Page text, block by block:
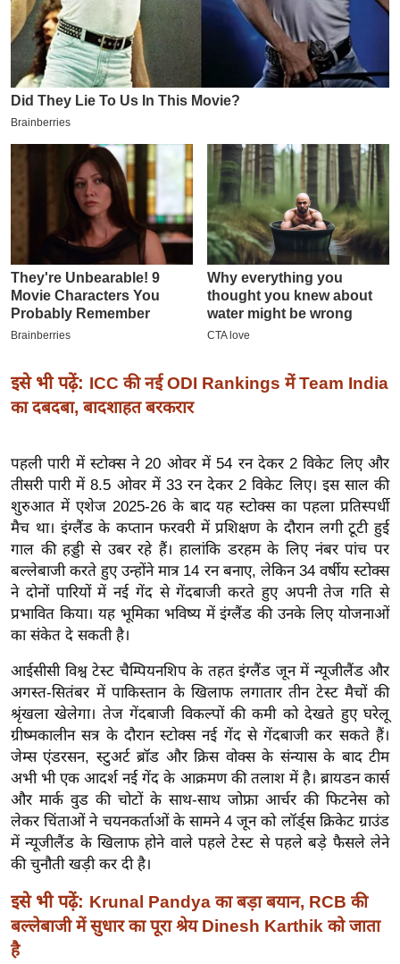
2
6
क्रा
इ
म
प
मि
सा
ल
मि
सा
ल
ख्सि
य
त
यं
ग
इं
डि
या
सा
हि
त्य
ज
ग
त
ऑ
टो
व
र्ल्ड
न्यू
ज
ब्री
इसे भी पढ़ें: ICC की नई ODI Rankings में Team India
का दबदबा, बादशाहत बरकरार
पहली पारी में स्टोक्स ने 20 ओवर में 54 रन देकर 2 विकेट लिए और
तीसरी पारी में 8.5 ओवर में 33 रन देकर 2 विकेट लिए। इस साल की
शुरुआत में एशेज 2025-26 के बाद यह स्टोक्स का पहला प्रतिस्पर्धी
मैच था। इंग्लैंड के कप्तान फरवरी में प्रशिक्षण के दौरान लगी टूटी हुई
गाल की हड्डी से उबर रहे हैं। हालांकि डरहम के लिए नंबर पांच पर
बल्लेबाजी करते हुए उन्होंने मात्र 14 रन बनाए, लेकिन 34 वर्षीय स्टोक्स
ने दोनों पारियों में नई गेंद से गेंदबाजी करते हुए अपनी तेज गति से
प्रभावित किया। यह भूमिका भविष्य में इंग्लैंड की उनके लिए योजनाओं
का संकेत दे सकती है।
आईसीसी विश्व टेस्ट चैम्पियनशिप के तहत इंग्लैंड जून में न्यूजीलैंड और
अगस्त-सितंबर में पाकिस्तान के खिलाफ लगातार तीन टेस्ट मैचों की
श्रृंखला खेलेगा। तेज गेंदबाजी विकल्पों की कमी को देखते हुए घरेलू
ग्रीष्मकालीन सत्र के दौरान स्टोक्स नई गेंद से गेंदबाजी कर सकते हैं।
जेम्स एंडरसन, स्टुअर्ट ब्रॉड और क्रिस वोक्स के संन्यास के बाद टीम
अभी भी एक आदर्श नई गेंद के आक्रमण की तलाश में है। ब्रायडन कार्स
और मार्क वुड की चोटों के साथ-साथ जोफ्रा आर्चर की फिटनेस को
लेकर चिंताओं ने चयनकर्ताओं के सामने 4 जून को लॉर्ड्स क्रिकेट ग्राउंड
में न्यूजीलैंड के खिलाफ होने वाले पहले टेस्ट से पहले बड़े फैसले लेने
की चुनौती खड़ी कर दी है।
इसे भी पढ़ें: Krunal Pandya का बड़ा बयान, RCB की
बल्लेबाजी में सुधार का पूरा श्रेय Dinesh Karthik को जाता
है